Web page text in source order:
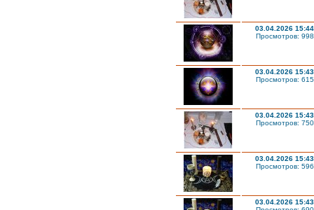
03.04.2026 15:44
Просмотров: 998
03.04.2026 15:43
Просмотров: 615
03.04.2026 15:43
Просмотров: 750
03.04.2026 15:43
Просмотров: 596
03.04.2026 15:43